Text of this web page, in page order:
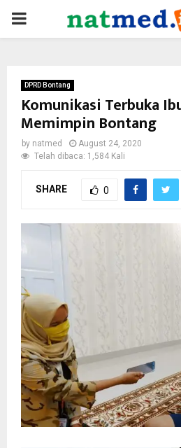
PRIMARY
DPRD Bontang
Komunikasi Terbuka
Memimpin Bontang
by natmed
August 24, 2020
Telah dibaca: 1,584 Kali
SHARE 0